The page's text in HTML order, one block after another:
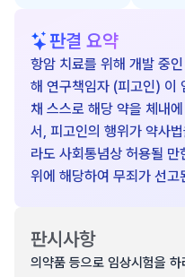
판결 요약
항암 치료를 위해 개발 중
해 연구책임자 (피고인) 이
채 스스로 해당 약을 체내
서, 피고인의 행위가 약사
라도 사회통념상 허용될
위에 해당하여 무죄가 선고
판시사항
의약품 등으로 임상시험을